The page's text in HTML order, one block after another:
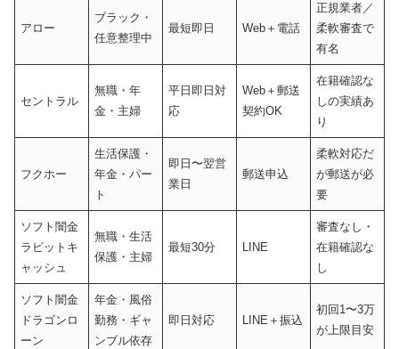
アロー
ブラック・
任意整理中
最短即日 Web＋電話
正規業者／
柔軟審査で
有名
セントラル
無職・年
金・主婦
平日即日対
応
Web＋郵送
契約OK
在籍確認な
しの実績あ
り
フクホー
生活保護・
年金・パー
ト
即日〜翌営
業日
郵送申込
柔軟対応だ
が郵送が必
要
ソフト闇金
ラビットキ
ャッシュ
無職・生活
保護・主婦
最短30分 LINE
審査なし・
在籍確認な
し
ソフト闇金
ドラゴンロ
ーン
年金・風俗
勤務・ギャ
ンブル依存
即日対応 LINE＋振込
初回1〜3万
が上限目安